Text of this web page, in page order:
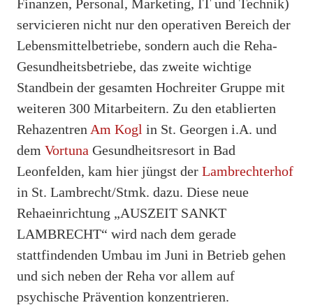
Finanzen, Personal, Marketing, IT und Technik)
servicieren nicht nur den operativen Bereich der
Lebensmittelbetriebe, sondern auch die Reha-
Gesundheitsbetriebe, das zweite wichtige
Standbein der gesamten Hochreiter Gruppe mit
weiteren 300 Mitarbeitern. Zu den etablierten
Rehazentren Am Kogl in St. Georgen i.A. und
dem Vortuna Gesundheitsresort in Bad
Leonfelden, kam hier jüngst der Lambrechterhof
in St. Lambrecht/Stmk. dazu. Diese neue
Rehaeinrichtung „AUSZEIT SANKT
LAMBRECHT“ wird nach dem gerade
stattfindenden Umbau im Juni in Betrieb gehen
und sich neben der Reha vor allem auf
psychische Prävention konzentrieren.